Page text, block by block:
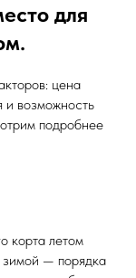
для
цена
и возможность
подробнее
корта летом
зимой — порядка